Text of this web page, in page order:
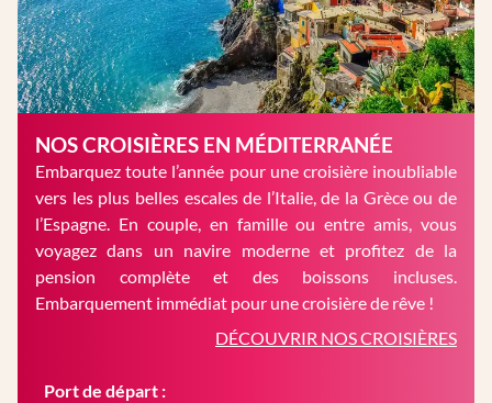
NOS CROISIÈRES EN MÉDITERRANÉE
Embarquez toute l’année pour une croisière inoubliable
vers les plus belles escales de l’Italie, de la Grèce ou de
l’Espagne. En couple, en famille ou entre amis, vous
voyagez dans un navire moderne et profitez de la
pension complète et des boissons incluses.
Embarquement immédiat pour une croisière de rêve !
DÉCOUVRIR NOS CROISIÈRES
Port de départ :